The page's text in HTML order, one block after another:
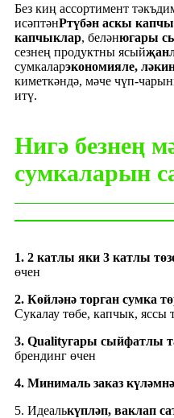
Без киң ассортимент
исәптәнPтүбән аскы
капчыклар, беләнюгары
сезнең продуктны ясый
сумкаларэкономияле,
киметкәндә, мәче чүп-
итү.
Нигә безнең
сумкаларын
1. 2 катлы яки 3 катлы
өчен
2. Көйләнә торган сумка
Сукалау төбе, капчык, яссы
3. Qualityгары сыйфатлы
брендинг өчен
4. Минималь заказ
5. Идеалькүпләп, ваклап